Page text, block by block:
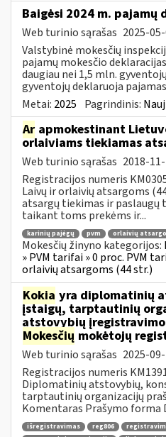
Baigėsi 2024 m. pajamų
Web turinio sąrašas 2025-
Valstybinė mokesčių
pajamų mokesčio
daugiau nei 1,5 mln.
gyventojų deklaruoja
Metai: 2025 Pagrindinis:
Ar apmokestinant
orlaiviams tiekiamas
Web turinio sąrašas 2018-
Registracijos numeris
Laivų ir orlaivių atsargoms
atsargų tiekimas ir
taikant toms prekėms ir...
karinių pajėgų pvm orlaivių
Mokesčių žinyno kategorijos:
» PVM tarifai » 0 proc. PVM
orlaivių atsargoms (44 str.)
Kokia yra diplomatinių
įstaigų, tarptautinių
atstovybių
Mokesčių mokėtojų
Web turinio sąrašas 2025-
Registracijos numeris
Diplomatinių atstovybių,
tarptautinių organizacijų
Komentaras Prašymo forma
išregistravimas reg806